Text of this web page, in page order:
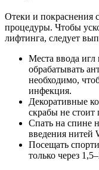
Отеки и покраснения
процедуры. Чтобы
лифтинга, следует
Места ввода
обрабатывать
необходимо,
инфекция.
Декоративные
скрабы не стоит
Спать на спине
введения нитей
Посещать
только через